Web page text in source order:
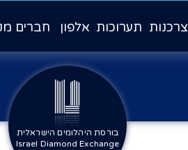
צרכנות תערוכות אלפון חברים
בורסת היהלומים הישראלית
Israel Diamond Exchange